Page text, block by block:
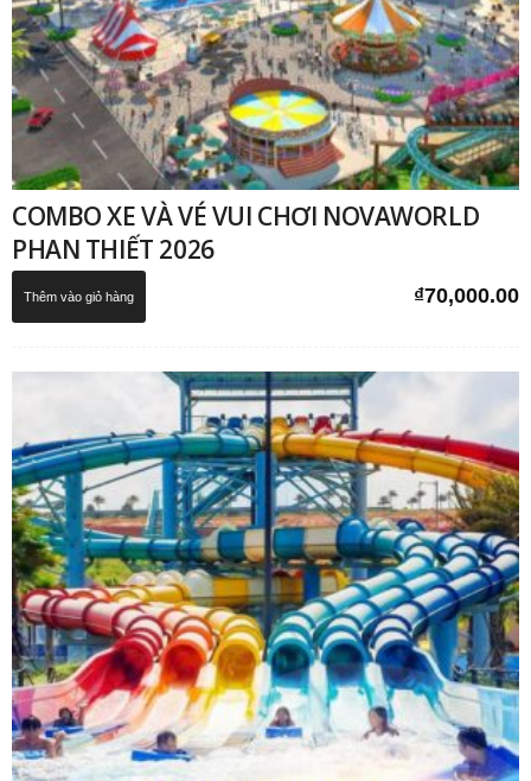
COMBO XE VÀ VÉ VUI CHƠI NOVAWORLD
PHAN THIẾT 2026
₫70,000.00
Thêm vào giỏ hàng